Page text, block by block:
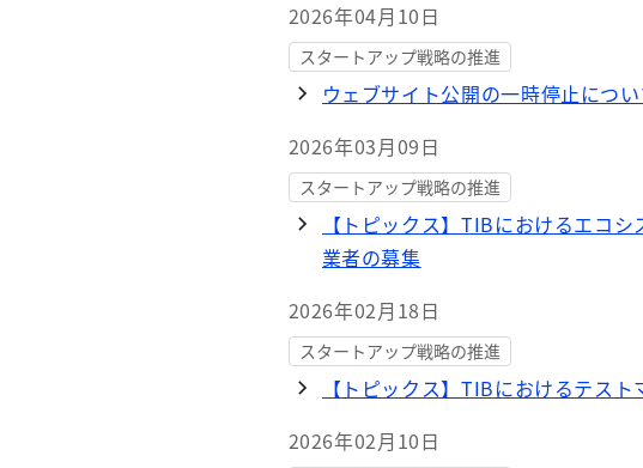
2026年04月10日
スタートアップ戦略の推進
ウェブサイト公開の一時停止につい
2026年03月09日
スタートアップ戦略の推進
【トピックス】TIBにおけるエコ
業者の募集
2026年02月18日
スタートアップ戦略の推進
【トピックス】TIBにおけるテス
2026年02月10日